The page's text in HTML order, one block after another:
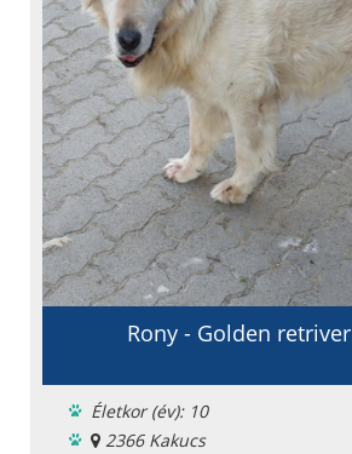
Rony - Golden retriver
Életkor (év): 10
2366 Kakucs